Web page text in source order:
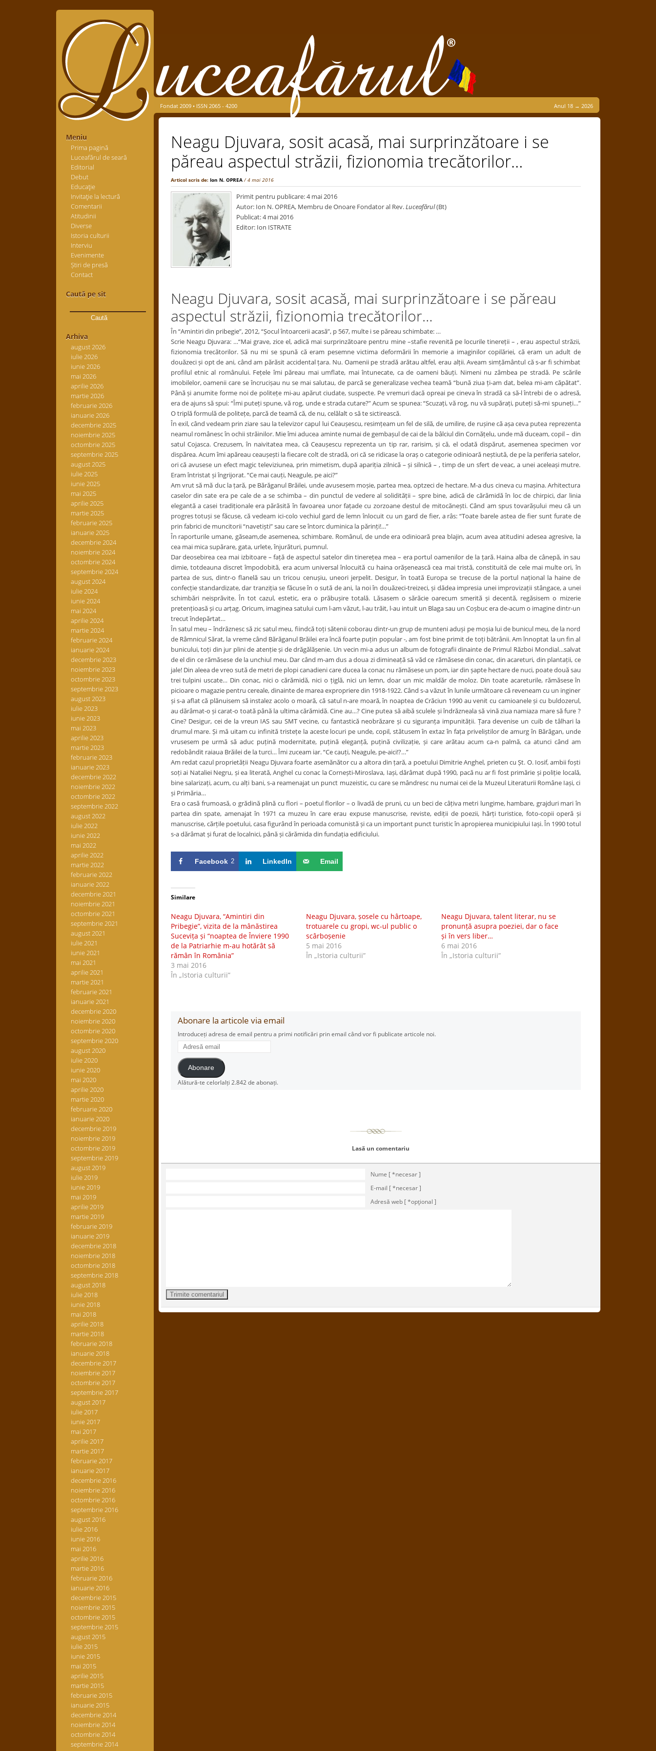
Meniu
Prima pagină
Luceafărul de seară
Editorial
Debut
Educaţie
Invitaţie la lectură
Comentarii
Atitudinii
Diverse
Istoria culturii
Interviu
Evenimente
Știri de presă
Contact
Caută pe sit
după:
Arhiva
august 2026
iulie 2026
iunie 2026
mai 2026
aprilie 2026
martie 2026
februarie 2026
ianuarie 2026
decembrie 2025
noiembrie 2025
octombrie 2025
septembrie 2025
august 2025
iulie 2025
iunie 2025
mai 2025
aprilie 2025
martie 2025
februarie 2025
ianuarie 2025
decembrie 2024
noiembrie 2024
octombrie 2024
septembrie 2024
august 2024
iulie 2024
iunie 2024
mai 2024
aprilie 2024
martie 2024
februarie 2024
ianuarie 2024
decembrie 2023
noiembrie 2023
octombrie 2023
septembrie 2023
august 2023
iulie 2023
iunie 2023
mai 2023
aprilie 2023
martie 2023
februarie 2023
ianuarie 2023
decembrie 2022
noiembrie 2022
octombrie 2022
septembrie 2022
august 2022
iulie 2022
iunie 2022
mai 2022
aprilie 2022
martie 2022
februarie 2022
ianuarie 2022
decembrie 2021
noiembrie 2021
octombrie 2021
septembrie 2021
august 2021
iulie 2021
iunie 2021
mai 2021
aprilie 2021
martie 2021
februarie 2021
ianuarie 2021
decembrie 2020
noiembrie 2020
octombrie 2020
septembrie 2020
august 2020
iulie 2020
iunie 2020
mai 2020
aprilie 2020
martie 2020
februarie 2020
ianuarie 2020
decembrie 2019
noiembrie 2019
octombrie 2019
septembrie 2019
august 2019
iulie 2019
iunie 2019
mai 2019
aprilie 2019
martie 2019
februarie 2019
ianuarie 2019
decembrie 2018
noiembrie 2018
octombrie 2018
septembrie 2018
august 2018
iulie 2018
iunie 2018
mai 2018
aprilie 2018
martie 2018
februarie 2018
ianuarie 2018
decembrie 2017
noiembrie 2017
octombrie 2017
septembrie 2017
august 2017
iulie 2017
iunie 2017
mai 2017
aprilie 2017
martie 2017
februarie 2017
ianuarie 2017
decembrie 2016
noiembrie 2016
octombrie 2016
septembrie 2016
august 2016
iulie 2016
iunie 2016
mai 2016
aprilie 2016
martie 2016
februarie 2016
ianuarie 2016
decembrie 2015
noiembrie 2015
octombrie 2015
septembrie 2015
august 2015
iulie 2015
iunie 2015
mai 2015
aprilie 2015
martie 2015
februarie 2015
ianuarie 2015
decembrie 2014
noiembrie 2014
octombrie 2014
septembrie 2014
Fondat 2009 • ISSN 2065 - 4200 Anul 18 → 2026
Neagu Djuvara, sosit acasă, mai surprinzătoare i se
păreau aspectul străzii, fizionomia trecătorilor…
Articol scris de: Ion N. OPREA / 4 mai 2016
Primit pentru publicare: 4 mai 2016
Autor: Ion N. OPREA, Membru de Onoare Fondator al Rev.Luceafărul(Bt)
Publicat: 4 mai 2016
Editor: Ion ISTRATE
Neagu Djuvara, sosit acasă, mai surprinzătoare i se păreau
aspectul străzii, fizionomia trecătorilor…
În “Amintiri din pribegie”, 2012, “Șocul întoarcerii acasă”, p 567, multe i se păreau schimbate: …
Scrie Neagu Djuvara: …“Mai grave, zice el, adică mai surprinzătoare pentru mine –stafie revenită pe locurile tinereții – , erau aspectul străzii,
fizionomia trecătorilor. Să nu mi se spună că eram pesemne victima deformării în memorie a imaginilor copilăriei, că eram un adult de
douăzeci și opt de ani, când am părăsit accidental țara. Nu. Oamenii pe stradă arătau altfel, erau alții. Aveam simțământul că s-ar fi schimbat
profilul etnic al românului. Fețele îmi păreau mai umflate, mai întunecate, ca de oameni băuți. Nimeni nu zâmbea pe stradă. Pe scările
imobilelor, oamenii care se încrucișau nu se mai salutau, de parcă se generalizase vechea teamă “bună ziua ți-am dat, belea mi-am căpătat”.
Până și anumite forme noi de politețe mi-au apărut ciudate, suspecte. Pe vremuri dacă opreai pe cineva în stradă ca să-l întrebi de o adresă,
era de ajuns să spui: “Îmi puteți spune, vă rog, unde e strada cutare?” Acum se spunea: “Scuzați, vă rog, nu vă supărați, puteți să-mi spuneți…”
O triplă formulă de politețe, parcă de teamă că, de nu, celălalt o să te sictirească.
În exil, când vedeam prin ziare sau la televizor capul lui Ceaușescu, resimțeam un fel de silă, de umilire, de rușine că așa ceva putea reprezenta
neamul românesc în ochii străinilor. Mie îmi aducea aminte numai de gembașul de cai de la bâlciul din Cornățelu, unde mă duceam, copil – din
satul Cojasca. Crezusem, în naivitatea mea, că Ceaușescu reprezenta un tip rar, rarisim, și că, el odată dispărut, asemenea specimen vor
dispărea. Acum îmi apăreau ceaușești la fiecare colt de stradă, ori că se ridicase la oraș o categorie odinioară neștiută, de pe la periferia satelor,
ori că avusese un efect magic televiziunea, prin mimetism, după apariția zilnică – și silnică – , timp de un sfert de veac, a unei aceleași mutre.
Eram întristat și îngrijorat. “Ce mai cauți, Neagule, pe aici?”
Am vrut să mă duc la țară, pe Bărăganul Brăilei, unde avusesem moșie, partea mea, optzeci de hectare. M-a dus cineva cu mașina. Arhitectura
caselor din sate era pe cale de a se schimba – din punctul de vedere al solidității – spre bine, adică de cărămidă în loc de chirpici, dar linia
elegantă a casei tradiționale era părăsită în favoarea unor fațade cu zorzoane destul de mitocănești. Când am spus tovarășului meu că un
progres totuși se făcuse, că vedeam ici-colo vechiul gard de lemn înlocuit cu un gard de fier, a râs: “Toate barele astea de fier sunt furate de
prin fabrici de muncitorii “navetiști” sau care se întorc duminica la părinți!…”
În raporturile umane, găseam,de asemenea, schimbare. Românul, de unde era odinioară prea blajin, acum avea atitudini adesea agresive, la
cea mai mica supărare, gata, urlete, înjurături, pumnul.
Dar deosebirea cea mai izbitoare – față de aspectul satelor din tinerețea mea – era portul oamenilor de la țară. Haina alba de cânepă, in sau
dimie, totdeauna discret împodobită, era acum universal înlocuită cu haina orășenească cea mai tristă, constituită de cele mai multe ori, în
partea de sus, dintr-o flanelă sau un tricou cenușiu, uneori jerpelit. Desigur, în toată Europa se trecuse de la portul național la haine de
confecție standardizate, dar tranziția se făcuse în o sută de ani, la noi în douăzeci-treizeci, și dădea impresia unei improvizații stângace, a unei
schimbări neisprăvite. În tot cazul, estetic, era o prăbușire totală. Lăsasem o sărăcie oarecum smerită și decentă, regăsisem o mizerie
pretențioasă și cu arțag. Oricum, imaginea satului cum l-am văzut, l-au trăit, l-au intuit un Blaga sau un Coșbuc era de-acum o imagine dintr-un
trecut îndepărtat…
În satul meu – îndrăznesc să zic satul meu, fiindcă toți sătenii coborau dintr-un grup de munteni aduși pe moșia lui de bunicul meu, de la nord
de Râmnicul Sărat, la vreme când Bărăganul Brăilei era încă foarte puțin popular -, am fost bine primit de toți bătrânii. Am înnoptat la un fin al
bunicului, toți din jur plini de atenție și de drăgălășenie. Un vecin mi-a adus un album de fotografii dinainte de Primul Război Mondial…salvat
de el din ce rămăsese de la unchiul meu. Dar când m-am dus a doua zi dimineață să văd ce rămăsese din conac, din acareturi, din plantații, ce
jale! Din aleea de vreo sută de metri de plopi canadieni care ducea la conac nu rămăsese un pom, iar din șapte hectare de nuci, poate două sau
trei tulpini uscate… Din conac, nici o cărămidă, nici o țiglă, nici un lemn, doar un mic maldăr de moloz. Din toate acareturile, rămăsese în
picioare o magazie pentru cereale, dinainte de marea expropriere din 1918-1922. Când s-a văzut în lunile următoare că reveneam cu un inginer
și s-a aflat că plănuisem să instalez acolo o moară, că satul n-are moară, în noaptea de Crăciun 1990 au venit cu camioanele și cu buldozerul,
au dărâmat-o și carat-o toată până la ultima cărămidă. Cine au…? Cine putea să aibă sculele și îndrăzneala să vină ziua namiaza mare să fure ?
Cine? Desigur, cei de la vreun IAS sau SMT vecine, cu fantastică neobrăzare și cu siguranța impunității. Țara devenise un cuib de tâlhari la
drumul mare. Și mă uitam cu infinită tristețe la aceste locuri pe unde, copil, stătusem în extaz în fața priveliștilor de amurg în Bărăgan, unde
vrusesem pe urmă să aduc puțină modernitate, puțină eleganță, puțină civilizație, și care arătau acum ca-n palmă, ca atunci când am
redobândit raiaua Brăilei de la turci… Îmi zuceam iar. “Ce cauți, Neagule, pe-aici!?…”
Am redat cazul proprietății Neagu Djuvara foarte asemănător cu a altora din țară, a poetului Dimitrie Anghel, prieten cu Șt. O. Iosif, ambii foști
soți ai Nataliei Negru, și ea literată, Anghel cu conac la Cornești-Miroslava, Iași, dărâmat după 1990, pacă nu ar fi fost primărie și poliție locală,
bine salarizați, acum, cu alți bani, s-a reamenajat un punct muzeistic, cu care se mândresc nu numai cei de la Muzeul Literaturii Române Iași, ci
și Primăria…
Era o casă frumoasă, o grădină plină cu flori – poetul florilor – o livadă de pruni, cu un beci de câțiva metri lungime, hambare, grajduri mari în
partea din spate, amenajat în 1971 ca muzeu în care erau expuse manuscrise, reviste, ediții de poezii, hărți turistice, foto-copii operă și
manuscrise, cărțile poetului, casa figurând în perioada comunistă și ca un important punct turistic în apropierea municipiului Iași. În 1990 totul
s-a dărâmat și furat de localnici, până și cărămida din fundația edificiului.
Facebook 2 LinkedIn Email
Similare
Neagu Djuvara, “Amintiri din
Pribegie”, vizita de la mânăstirea
Sucevița și “noaptea de Înviere 1990
de la Patriarhie m-au hotărât să
rămân în România”
3 mai 2016
În „Istoria culturii”
Neagu Djuvara, șosele cu hârtoape,
trotuarele cu gropi, wc-ul public o
scârboșenie
5 mai 2016
În „Istoria culturii”
Neagu Djuvara, talent literar, nu se
pronunță asupra poeziei, dar o face
și în vers liber…
6 mai 2016
În „Istoria culturii”
Abonare la articole via email
Introduceți adresa de email pentru a primi notificări prin email când vor fi publicate articole noi.
Adresă
email
Abonare
Alătură-te celorlalți 2.842 de abonați.
Lasă un comentariu
Nume [ *necesar ]
E-mail [ *necesar ]
Adresă web [ *opţional ]